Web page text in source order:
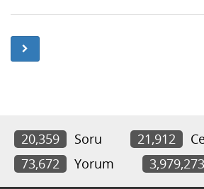
20,359 Soru 21,912
73,672
Yorum 3,979,273